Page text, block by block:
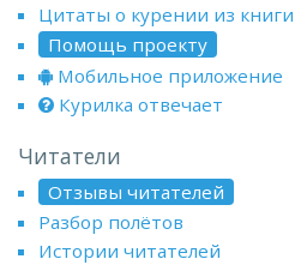
Цитаты о курении из книги
Помощь проекту
Мобильное приложение
Курилка отвечает
Читатели
Отзывы читателей
Разбор полётов
Истории читателей